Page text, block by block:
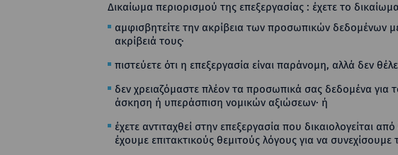
Δικαίωμα περιορισμού της επεξεργασίας : έχετε το
αμφισβητείτε την ακρίβεια των προσωπικών δεδομένων
ακρίβειά τους·
πιστεύετε ότι η επεξεργασία είναι παράνομη, αλλά δεν
δεν χρειαζόμαστε πλέον τα προσωπικά σας δεδομένα για
άσκηση ή υπεράσπιση νομικών αξιώσεων· ή
έχετε αντιταχθεί στην επεξεργασία που
έχουμε επιτακτικούς θεμιτούς λόγους για να συνεχίσουμε